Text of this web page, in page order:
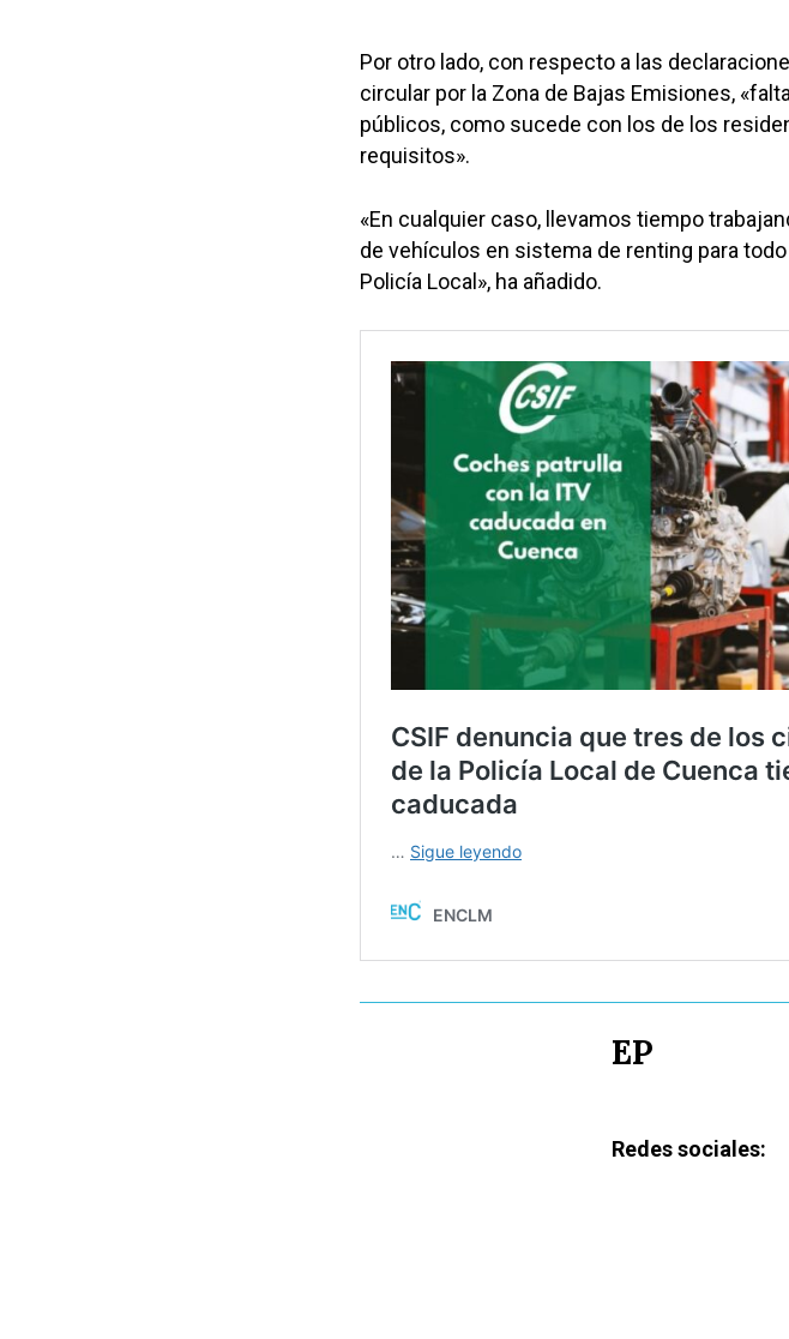
Por otro lado, con respecto a las
circular por la Zona de Bajas Emisiones,
públicos, como sucede con los de los
requisitos».
«En cualquier caso, llevamos tiempo
de vehículos en sistema de renting para
Policía Local», ha añadido.
EP
Redes sociales: